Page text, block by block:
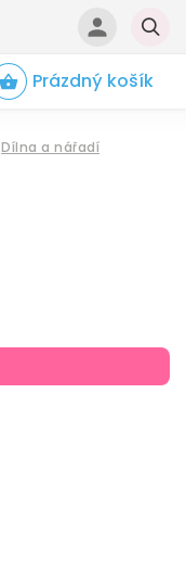
Prázdný košík
Dílna a nářadí